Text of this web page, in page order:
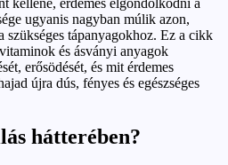
ugyanis nagyban múlik azon,
szükséges tápanyagokhoz. Ez a cikk
és ásványi anyagok
erősödését, és mit érdemes
újra dús, fényes és egészséges
hátterében?